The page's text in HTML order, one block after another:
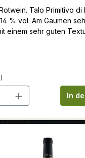
Talo Primitivo di
% vol. Am Gaumen
einem sehr guten
und langem Abgang.
Anzahl: GibIn